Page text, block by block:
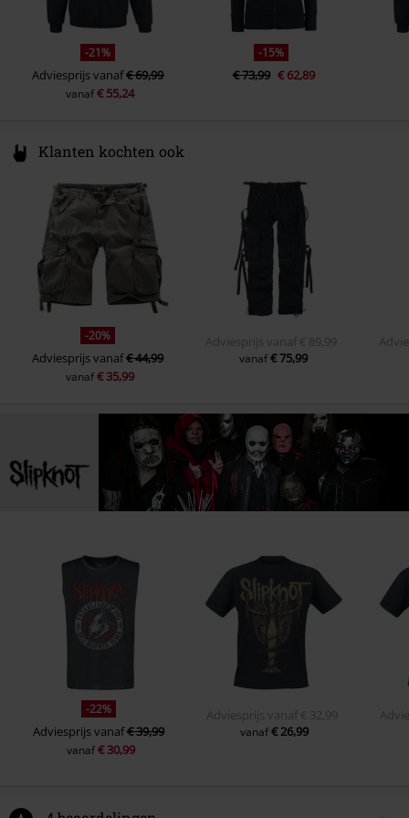
met steekzakken
zwart
-21%
Adviesprijsvanaf€ 69,99
vanaf€ 55,24
-15%
€ 73,99 € 62,89
Klanten kochten ook
-20%
Adviesprijsvanaf€ 44,99
vanaf€ 35,99
Adviesprijs vanaf € 89,99
vanaf€ 75,99
-22%
Adviesprijsvanaf€ 39,99
vanaf€ 30,99
Adviesprijs vanaf € 32,99
vanaf€ 26,99